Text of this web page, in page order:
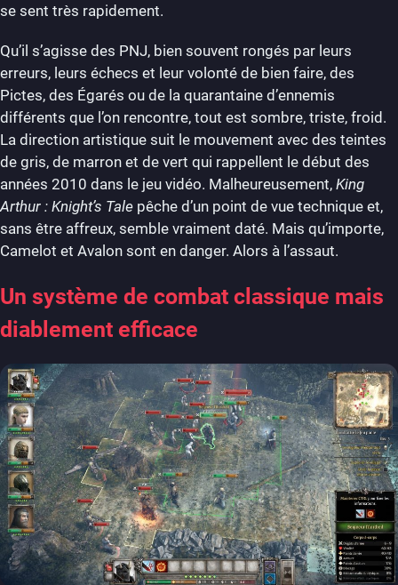
se sent très rapidement.
Qu’il s’agisse des PNJ, bien souvent rongés par leurs
erreurs, leurs échecs et leur volonté de bien faire, des
Pictes, des Égarés ou de la quarantaine d’ennemis
différents que l’on rencontre, tout est sombre, triste, froid.
La direction artistique suit le mouvement avec des teintes
de gris, de marron et de vert qui rappellent le début des
années 2010 dans le jeu vidéo. Malheureusement, King
Arthur : Knight’s Tale pêche d’un point de vue technique et,
sans être affreux, semble vraiment daté. Mais qu’importe,
Camelot et Avalon sont en danger. Alors à l’assaut.
Un système de combat classique mais
diablement efficace